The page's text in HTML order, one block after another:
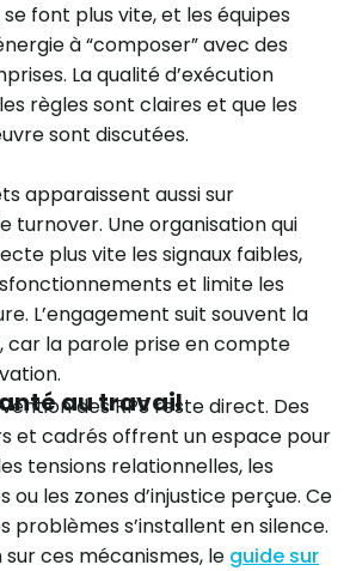
font plus vite, et les équipes
à “composer” avec des
La qualité d’exécution
règles sont claires et que les
sont discutées.
apparaissent aussi sur
turnover. Une organisation qui
plus vite les signaux faibles,
et limite les
L’engagement suit souvent la
car la parole prise en compte
au travail
des RPS reste direct. Des
et cadrés offrent un espace pour
tensions relationnelles, les
les zones d’injustice perçue. Ce
problèmes s’installent en silence.
sur ces mécanismes, le guide sur